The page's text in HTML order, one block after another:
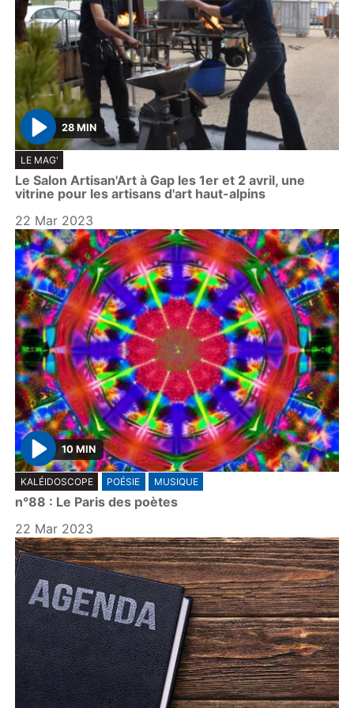
P
l
a
y
28 MIN
LE MAG'
Le Salon Artisan'Art à Gap les 1er et 2 avril, une
vitrine pour les artisans d'art haut-alpins
22 Mar 2023
P
l
a
y
10 MIN
KALÉIDOSCOPE POÉSIE MUSIQUE
n°88 : Le Paris des poètes
22 Mar 2023